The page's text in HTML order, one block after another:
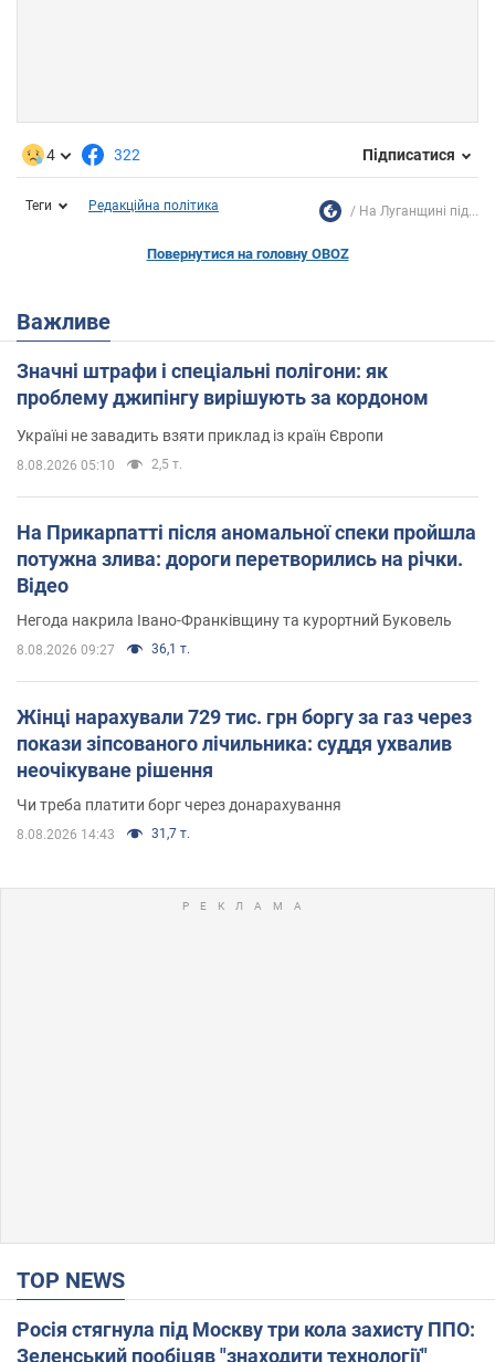
4 322 Підписатися
Теги Редакційна політика На Луганщині під...
Повернутися на головну OBOZ
Важливе
Значні штрафи і спеціальні полігони: як
проблему джипінгу вирішують за кордоном
Україні не завадить взяти приклад із країн Європи
8.08.2026 05:10 2,5 т.
На Прикарпатті після аномальної спеки пройшла
потужна злива: дороги перетворились на річки.
Відео
Негода накрила Івано-Франківщину та курортний Буковель
8.08.2026 09:27 36,1 т.
Жінці нарахували 729 тис. грн боргу за газ через
покази зіпсованого лічильника: суддя ухвалив
неочікуване рішення
Чи треба платити борг через донарахування
8.08.2026 14:43 31,7 т.
TOP NEWS
Росія стягнула під Москву три кола захисту ППО:
Зеленський пообіцяв "знаходити технології"